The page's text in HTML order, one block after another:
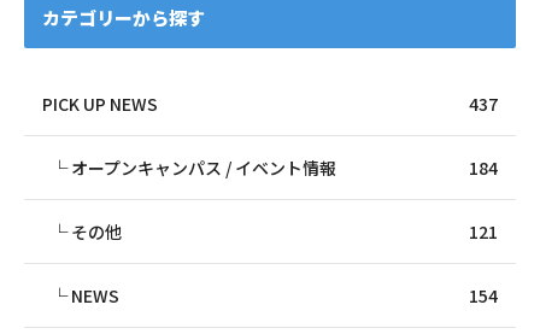
カテゴリーから探す
PICK UP NEWS 437
オープンキャンパス / イベント情報 184
その他 121
NEWS 154